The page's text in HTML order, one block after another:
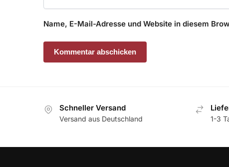
Name, E-Mail-Adresse und Website in diesem
Schneller Versand
Versand aus Deutschland 1-3